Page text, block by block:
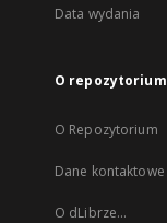
Data wydania
O repozytorium
O Repozytorium
Dane kontaktowe
O dLibrze...